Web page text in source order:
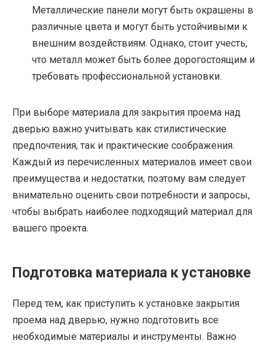
Металлические панели могут быть окрашены в
различные цвета и могут быть устойчивыми к
внешним воздействиям. Однако, стоит учесть,
что металл может быть более дорогостоящим и
требовать профессиональной установки.
При выборе материала для закрытия проема над
дверью важно учитывать как стилистические
предпочтения, так и практические соображения.
Каждый из перечисленных материалов имеет свои
преимущества и недостатки, поэтому вам следует
внимательно оценить свои потребности и запросы,
чтобы выбрать наиболее подходящий материал для
вашего проекта.
Подготовка материала к установке
Перед тем, как приступить к установке закрытия
проема над дверью, нужно подготовить все
необходимые материалы и инструменты. Важно